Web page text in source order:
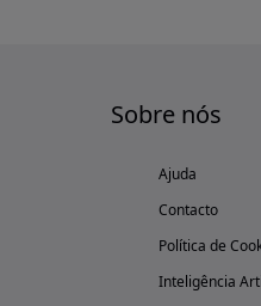
Sobre nós
Ajuda
Contacto
Política de
Inteligência